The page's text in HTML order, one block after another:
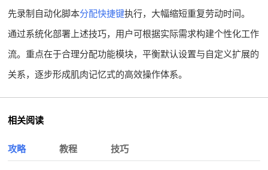
先录制自动化脚本分配快捷键执行，大幅缩短重复劳动时间。
通过系统化部署上述技巧，用户可根据实际需求构建个性化工作
流。重点在于合理分配功能模块，平衡默认设置与自定义扩展的
关系，逐步形成肌肉记忆式的高效操作体系。
相关阅读
攻略 教程 技巧